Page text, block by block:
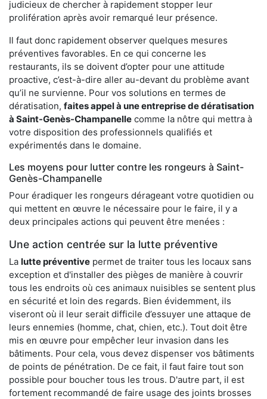
judicieux de chercher à rapidement stopper leur
prolifération après avoir remarqué leur présence.
Il faut donc rapidement observer quelques mesures
préventives favorables. En ce qui concerne les
restaurants, ils se doivent d’opter pour une attitude
proactive, c’est-à-dire aller au-devant du problème avant
qu’il ne survienne. Pour vos solutions en termes de
dératisation, faites appel à une entreprise de dératisation
à Saint-Genès-Champanelle comme la nôtre qui mettra à
votre disposition des professionnels qualifiés et
expérimentés dans le domaine.
Les moyens pour lutter contre les rongeurs à Saint-
Genès-Champanelle
Pour éradiquer les rongeurs dérageant votre quotidien ou
qui mettent en œuvre le nécessaire pour le faire, il y a
deux principales actions qui peuvent être menées :
Une action centrée sur la lutte préventive
La lutte préventive permet de traiter tous les locaux sans
exception et d'installer des pièges de manière à couvrir
tous les endroits où ces animaux nuisibles se sentent plus
en sécurité et loin des regards. Bien évidemment, ils
viseront où il leur serait difficile d’essuyer une attaque de
leurs ennemies (homme, chat, chien, etc.). Tout doit être
mis en œuvre pour empêcher leur invasion dans les
bâtiments. Pour cela, vous devez dispenser vos bâtiments
de points de pénétration. De ce fait, il faut faire tout son
possible pour boucher tous les trous. D'autre part, il est
fortement recommandé de faire usage des joints brosses